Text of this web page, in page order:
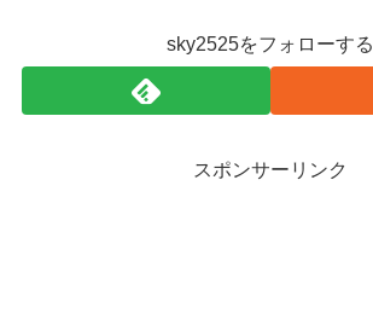
sky2525をフォローする
スポンサーリンク